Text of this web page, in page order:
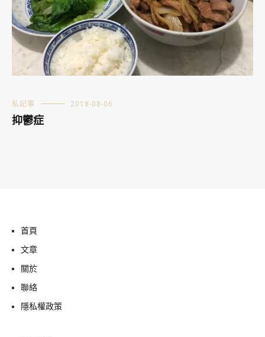
私記事 2018-08-06
抑鬱症
首頁
文章
關於
聯絡
隱私權政策